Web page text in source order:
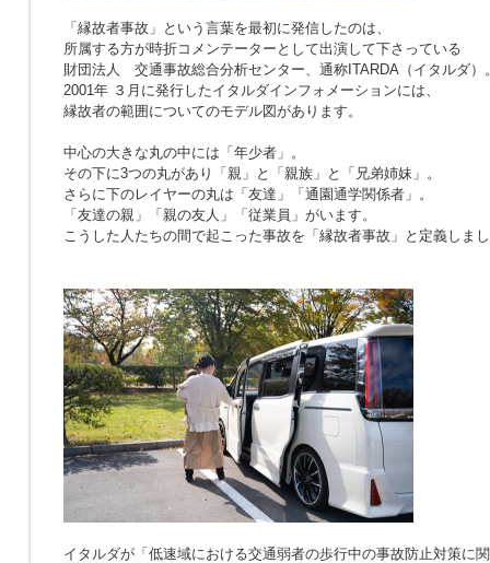
「縁故者事故」という言葉を最初に発信したのは、
所属する方が時折コメンテーターとして出演して下さっている
財団法人 交通事故総合分析センター、通称ITARDA（イタルダ）
2001年 ３月に発行したイタルダインフォメーションには、
縁故者の範囲についてのモデル図があります。
中心の大きな丸の中には「年少者」。
その下に3つの丸があり「親」と「親族」と「兄弟姉妹」。
さらに下のレイヤーの丸は「友達」「通園通学関係者」。
「友達の親」「親の友人」「従業員」がいます。
こうした人たちの間で起こった事故を「縁故者事故」と定義しま
イタルダが「低速域における交通弱者の歩行中の事故防止対策に